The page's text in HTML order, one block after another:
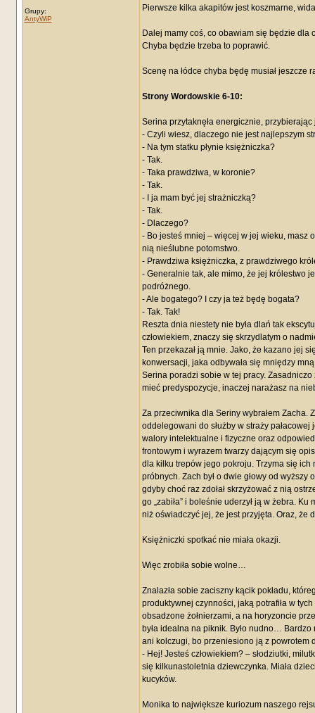
Grupy:
AntyWiP
Pierwsze kilka akapitów jest koszmarne,
Dalej mamy coś, co obawiam się będzie
Chyba będzie trzeba to poprawić.
Scenę na łódce chyba będę musiał jeszcze
Strony Wordowskie 6-10:
Serina przytaknęła energicznie,
- Czyli wiesz, dlaczego nie jest najlepszym
- Na tym statku płynie księżniczka?
- Tak.
- Taka prawdziwa, w koronie?
- Tak.
- I ja mam być jej strażniczką?
- Tak.
- Dlaczego?
- Bo jesteś mniej – więcej w jej wieku, masz
nią nieślubne potomstwo.
- Prawdziwa księżniczka, z prawdziwego
- Generalnie tak, ale mimo, że jej królestwo
podróżnego.
- Ale bogatego? I czy ja też będę bogata?
- Tak. Tak!
Reszta dnia niestety nie była dlań tak
człowiekiem, znaczy się skrzydlatym o
Ten przekazał ją mnie. Jako, że kazano jej
konwersacji, jaka odbywała się mniędzy
Serina poradzi sobie w tej pracy.
mieć predyspozycje, inaczej narażasz na
Za przeciwnika dla Seriny wybrałem Zacha.
oddelegowani do służby w straży
walory intelektualne i fizyczne oraz
frontowym i wyrazem twarzy dającym się
dla kilku trepów jego pokroju. Trzyma się
próbnych. Zach był o dwie głowy od
gdyby choć raz zdołał skrzyżować z nią
go „zabiła” i boleśnie uderzył ją w żebra.
niż oświadczyć jej, że jest przyjęta. Oraz, że
Księżniczki spotkać nie miała okazji.
Więc zrobiła sobie wolne…
Znalazła sobie zaciszny kącik pokładu,
produktywnej czynności, jaką potrafiła w
obsadzone żołnierzami, a na horyzoncie
była idealna na piknik. Było nudno…
ani kolczugi, bo przeniesiono ją z powrotem
- Hej! Jesteś człowiekiem? – słodziutki,
się kilkunastoletnia dziewczynka. Miała
kucyków.
Monika to największe kuriozum naszego